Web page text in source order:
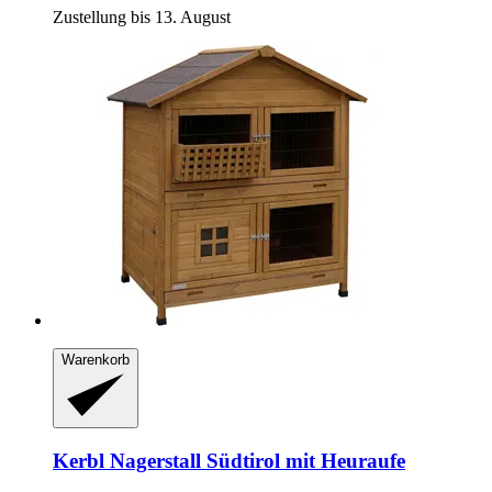
Zustellung bis 13. August
Warenkorb
Kerbl Nagerstall Südtirol mit Heuraufe